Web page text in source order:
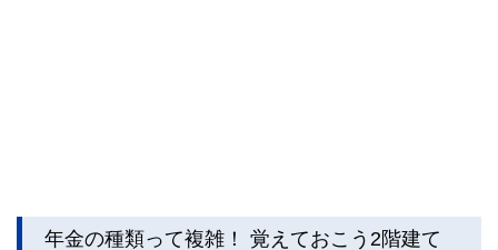
年金の種類って複雑！ 覚えておこう2階建て